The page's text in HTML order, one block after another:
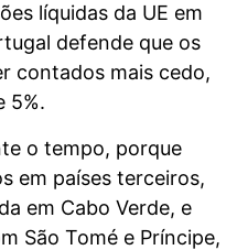
líquidas da UE em
defende que os
contados mais cedo,
5%.
o tempo, porque
em países terceiros,
em Cabo Verde, e
São Tomé e Príncipe,